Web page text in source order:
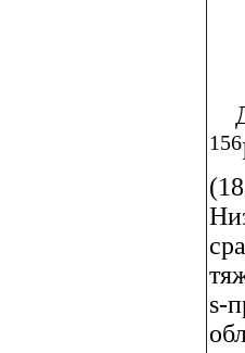
156
s-